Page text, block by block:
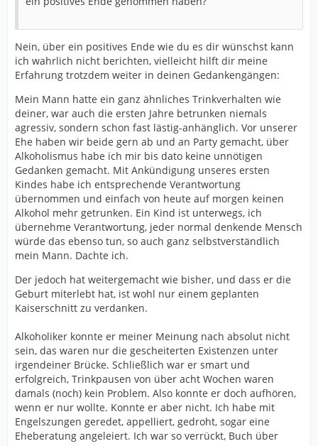
Nein, über ein positives Ende wie du es dir wünschst kann
ich wahrlich nicht berichten, vielleicht hilft dir meine
Erfahrung trotzdem weiter in deinen Gedankengängen:
Mein Mann hatte ein ganz ähnliches Trinkverhalten wie
deiner, war auch die ersten Jahre betrunken niemals
agressiv, sondern schon fast lästig-anhänglich. Vor unserer
Ehe haben wir beide gern ab und an Party gemacht, über
Alkoholismus habe ich mir bis dato keine unnötigen
Gedanken gemacht. Mit Ankündigung unseres ersten
Kindes habe ich entsprechende Verantwortung
übernommen und einfach von heute auf morgen keinen
Alkohol mehr getrunken. Ein Kind ist unterwegs, ich
übernehme Verantwortung, jeder normal denkende Mensch
würde das ebenso tun, so auch ganz selbstverständlich
mein Mann. Dachte ich.
Der jedoch hat weitergemacht wie bisher, und dass er die
Geburt miterlebt hat, ist wohl nur einem geplanten
Kaiserschnitt zu verdanken.
Alkoholiker konnte er meiner Meinung nach absolut nicht
sein, das waren nur die gescheiterten Existenzen unter
irgendeiner Brücke. Schließlich war er smart und
erfolgreich, Trinkpausen von über acht Wochen waren
damals (noch) kein Problem. Also konnte er doch aufhören,
wenn er nur wollte. Konnte er aber nicht. Ich habe mit
Engelszungen geredet, appelliert, gedroht, sogar eine
Eheberatung angeleiert. Ich war so verrückt, Buch über